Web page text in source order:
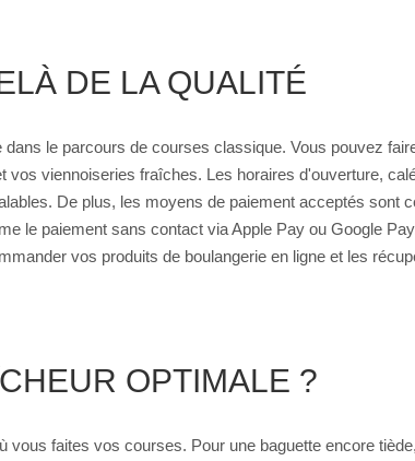
DE LA QUALITÉ
le parcours de courses classique. Vous pouvez
viennoiseries fraîches. Les horaires d'ouverture,
De plus, les moyens de paiement acceptés sont
le paiement sans contact via Apple Pay ou Google
vos produits de boulangerie en ligne et les
OPTIMALE ?
faites vos courses. Pour une baguette encore